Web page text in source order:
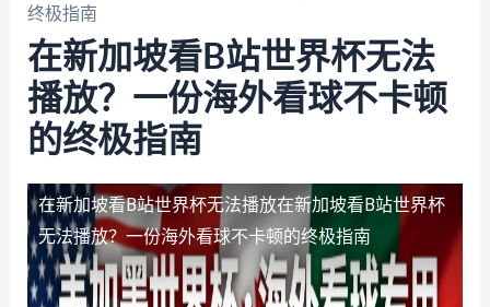
终极指南
在新加坡看B站世界杯无法
播放？一份海外看球不卡顿
的终极指南
在新加坡看B站世界杯无法播放在新加坡看B站世界杯
无法播放？一份海外看球不卡顿的终极指南